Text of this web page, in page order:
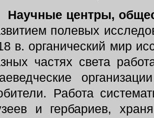
Научные центры,
полевых
в. органический мир
частях света
Работа
и гербариев,